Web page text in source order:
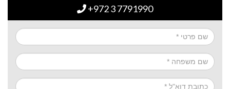
+972 3 7791990